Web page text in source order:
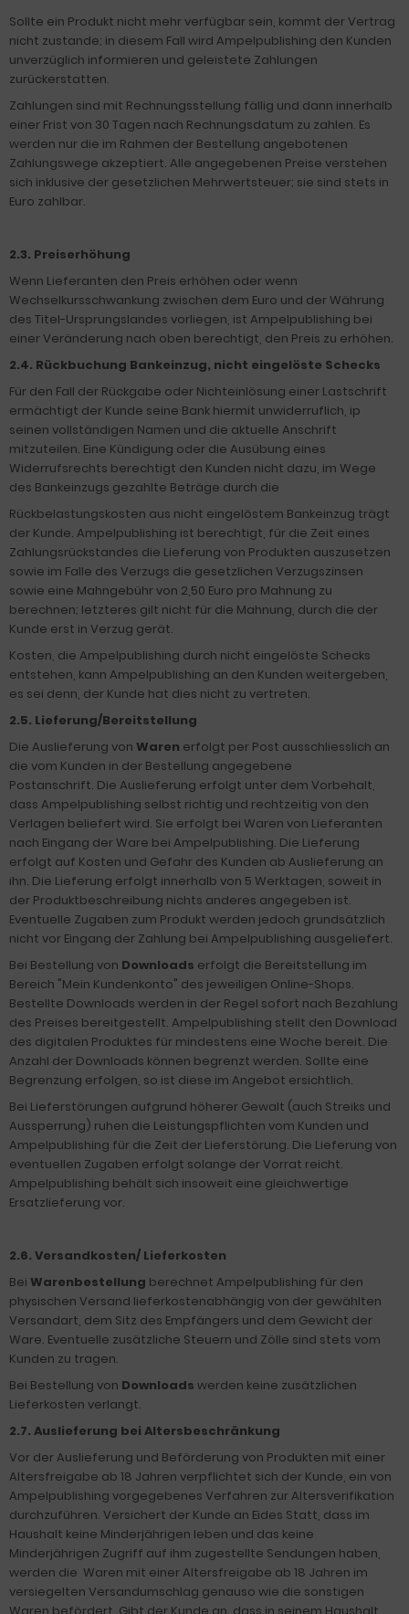
Sollte ein Produkt nicht mehr verfügbar sein, kommt der Vertrag
nicht zustande; in diesem Fall wird Ampelpublishing den Kunden
unverzüglich informieren und geleistete Zahlungen
zurückerstatten.
Zahlungen sind mit Rechnungsstellung fällig und dann innerhalb
einer Frist von 30 Tagen nach Rechnungsdatum zu zahlen. Es
werden nur die im Rahmen der Bestellung angebotenen
Zahlungswege akzeptiert. Alle angegebenen Preise verstehen
sich inklusive der gesetzlichen Mehrwertsteuer; sie sind stets in
Euro zahlbar.
2.3. Preiserhöhung
Wenn Lieferanten den Preis erhöhen oder wenn
Wechselkursschwankung zwischen dem Euro und der Währung
des Titel-Ursprungslandes vorliegen, ist Ampelpublishing bei
einer Veränderung nach oben berechtigt, den Preis zu erhöhen.
2.4. Rückbuchung Bankeinzug, nicht eingelöste Schecks
Für den Fall der Rückgabe oder Nichteinlösung einer Lastschrift
ermächtigt der Kunde seine Bank hiermit unwiderruflich, ip
seinen vollständigen Namen und die aktuelle Anschrift
mitzuteilen. Eine Kündigung oder die Ausübung eines
Widerrufsrechts berechtigt den Kunden nicht dazu, im Wege
des Bankeinzugs gezahlte Beträge durch die
Rückbelastungskosten aus nicht eingelöstem Bankeinzug trägt
der Kunde. Ampelpublishing ist berechtigt, für die Zeit eines
Zahlungsrückstandes die Lieferung von Produkten auszusetzen
sowie im Falle des Verzugs die gesetzlichen Verzugszinsen
sowie eine Mahngebühr von 2,50 Euro pro Mahnung zu
berechnen; letzteres gilt nicht für die Mahnung, durch die der
Kunde erst in Verzug gerät.
Kosten, die Ampelpublishing durch nicht eingelöste Schecks
entstehen, kann Ampelpublishing an den Kunden weitergeben,
es sei denn, der Kunde hat dies nicht zu vertreten.
2.5. Lieferung/Bereitstellung
Die Auslieferung von Waren erfolgt per Post ausschliesslich an
die vom Kunden in der Bestellung angegebene
Postanschrift. Die Auslieferung erfolgt unter dem Vorbehalt,
dass Ampelpublishing selbst richtig und rechtzeitig von den
Verlagen beliefert wird. Sie erfolgt bei Waren von Lieferanten
nach Eingang der Ware bei Ampelpublishing. Die Lieferung
erfolgt auf Kosten und Gefahr des Kunden ab Auslieferung an
ihn. Die Lieferung erfolgt innerhalb von 5 Werktagen, soweit in
der Produktbeschreibung nichts anderes angegeben ist.
Eventuelle Zugaben zum Produkt werden jedoch grundsätzlich
nicht vor Eingang der Zahlung bei Ampelpublishing ausgeliefert.
Bei Bestellung von Downloads erfolgt die Bereitstellung im
Bereich "Mein Kundenkonto" des jeweiligen Online-Shops.
Bestellte Downloads werden in der Regel sofort nach Bezahlung
des Preises bereitgestellt. Ampelpublishing stellt den Download
des digitalen Produktes für mindestens eine Woche bereit. Die
Anzahl der Downloads können begrenzt werden. Sollte eine
Begrenzung erfolgen, so ist diese im Angebot ersichtlich.
Bei Lieferstörungen aufgrund höherer Gewalt (auch Streiks und
Aussperrung) ruhen die Leistungspflichten vom Kunden und
Ampelpublishing für die Zeit der Lieferstörung. Die Lieferung von
eventuellen Zugaben erfolgt solange der Vorrat reicht.
Ampelpublishing behält sich insoweit eine gleichwertige
Ersatzlieferung vor.
2.6. Versandkosten/ Lieferkosten
Bei Warenbestellung berechnet Ampelpublishing für den
physischen Versand lieferkostenabhängig von der gewählten
Versandart, dem Sitz des Empfängers und dem Gewicht der
Ware. Eventuelle zusätzliche Steuern und Zölle sind stets vom
Kunden zu tragen.
Bei Bestellung von Downloads werden keine zusätzlichen
Lieferkosten verlangt.
2.7. Auslieferung bei Altersbeschränkung
Vor der Auslieferung und Beförderung von Produkten mit einer
Altersfreigabe ab 18 Jahren verpflichtet sich der Kunde, ein von
Ampelpublishing vorgegebenes Verfahren zur Altersverifikation
durchzuführen. Versichert der Kunde an Eides Statt, dass im
Haushalt keine Minderjährigen leben und das keine
Minderjährigen Zugriff auf ihm zugestellte Sendungen haben,
werden die Waren mit einer Altersfreigabe ab 18 Jahren im
versiegelten Versandumschlag genauso wie die sonstigen